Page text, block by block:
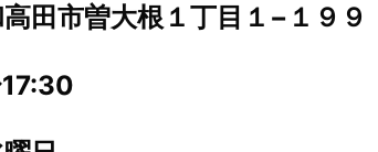
田市曽大根１丁目１−１９９